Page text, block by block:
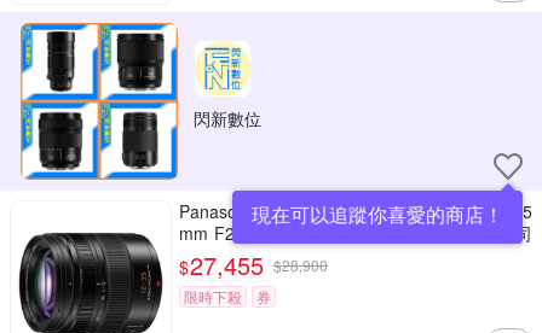
閃新數位
現在可以追蹤你喜愛的商店！
Panasonic LEICA DG VARIO-ELMARIT 12-35
mm F2.8 ASPH.POWER O.I.S. 變焦鏡頭 公司
貨 H-ES12035
$27,455 $28,900
限時下殺
券